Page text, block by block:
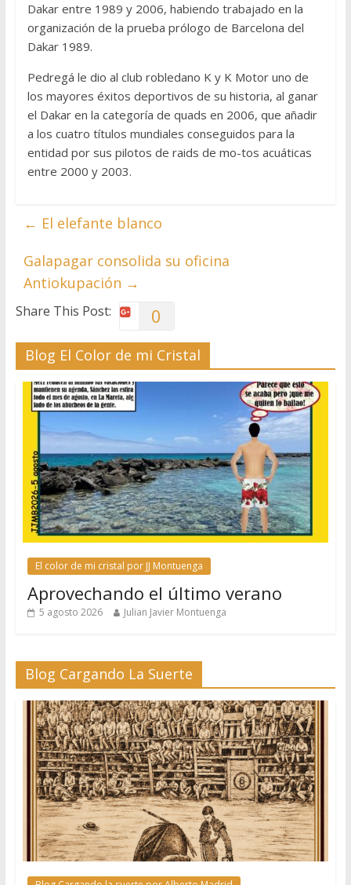
Dakar entre 1989 y 2006, habiendo trabajado en la
organización de la prueba prólogo de Barcelona del
Dakar 1989.
Pedregá le dio al club robledano K y K Motor uno de
los mayores éxitos deportivos de su historia, al ganar
el Dakar en la categoría de quads en 2006, que añadir
a los cuatro títulos mundiales conseguidos para la
entidad por sus pilotos de raids de mo-tos acuáticas
entre 2000 y 2003.
← El elefante blanco
Galapagar consolida su oficina
Antiokupación →
Share This Post: 0
Blog El Color de mi Cristal
El color de mi cristal por JJ Montuenga
Aprovechando el último verano
5 agosto 2026 Julian Javier Montuenga
Blog Cargando La Suerte